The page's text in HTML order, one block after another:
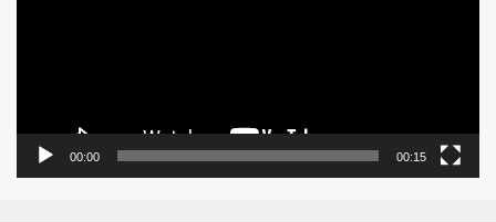
00:00 00:15